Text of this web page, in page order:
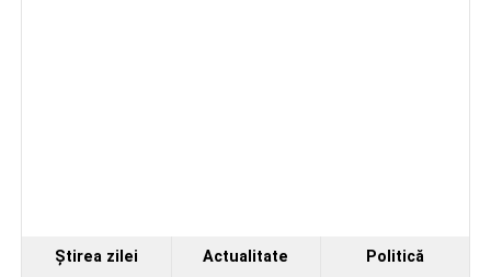
Ştirea zilei Actualitate Politică